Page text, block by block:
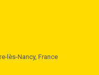
lès-Nancy, France